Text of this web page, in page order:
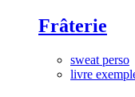
Frâterie
sweat perso
livre